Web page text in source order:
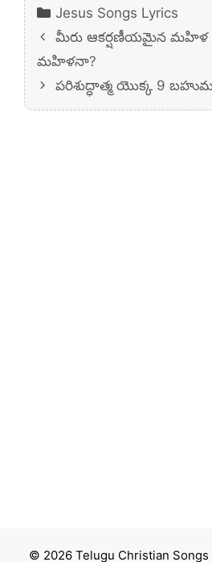
Categories
Jesus Songs Lyrics
మీరు ఆకర్షణీయమైన
మహిళనా?
పరిశుద్ధాత్మ యొక్క 9
© 2026 Telugu Christian Songs